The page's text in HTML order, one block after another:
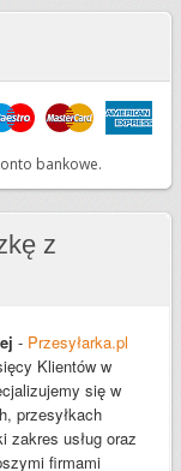
bankowe.
z
- Przesyłarka.pl
Klientów w
się w
przesyłkach
zakres usług oraz
firmami